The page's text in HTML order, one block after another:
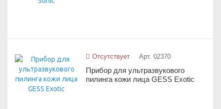
Отсутствует Арт. 02370
Прибор для ультразвукового
пилинга кожи лица GESS Exotic